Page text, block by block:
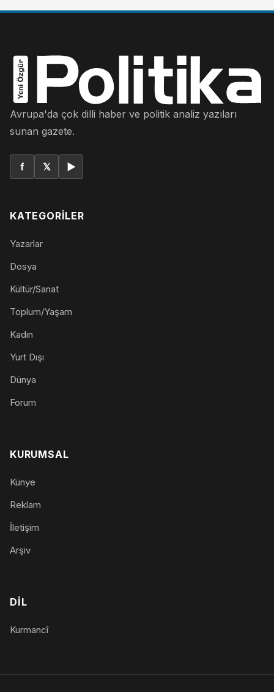
Avrupa'da çok dilli haber ve politik analiz yazıları
sunan gazete.
f 𝕏 ▶
KATEGORILER
Yazarlar
Dosya
Kültür/Sanat
Toplum/Yaşam
Kadın
Yurt Dışı
Dünya
Forum
KURUMSAL
Künye
Reklam
İletişim
Arşiv
DIL
Kurmancî